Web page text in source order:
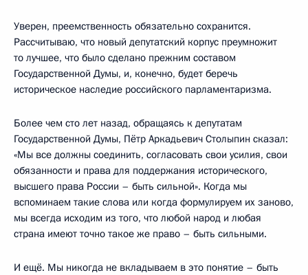
Уверен, преемственность обязательно сохранится.
Рассчитываю, что новый депутатский корпус преумножит
то лучшее, что было сделано прежним составом
Государственной Думы, и, конечно, будет беречь
историческое наследие российского парламентаризма.
Более чем сто лет назад, обращаясь к депутатам
Государственной Думы, Пётр Аркадьевич Столыпин сказал:
«Мы все должны соединить, согласовать свои усилия, свои
обязанности и права для поддержания исторического,
высшего права России – быть сильной». Когда мы
вспоминаем такие слова или когда формулируем их заново,
мы всегда исходим из того, что любой народ и любая
страна имеют точно такое же право – быть сильными.
И ещё. Мы никогда не вкладываем в это понятие – быть